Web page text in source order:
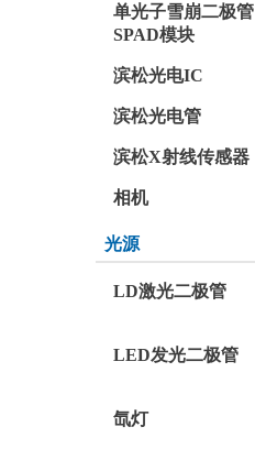
单光子雪崩二极管
SPAD模块
滨松光电IC
滨松光电管
滨松X射线传感器
相机
光源
LD激光二极管
LED发光二极管
氙灯